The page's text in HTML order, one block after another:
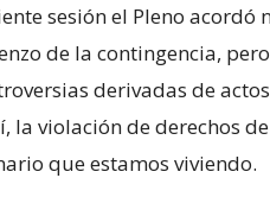
sesión el Pleno acordó
de la contingencia,
derivadas de
violación de derechos
que estamos viviendo.